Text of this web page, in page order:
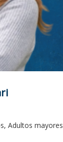
Adultos mayores